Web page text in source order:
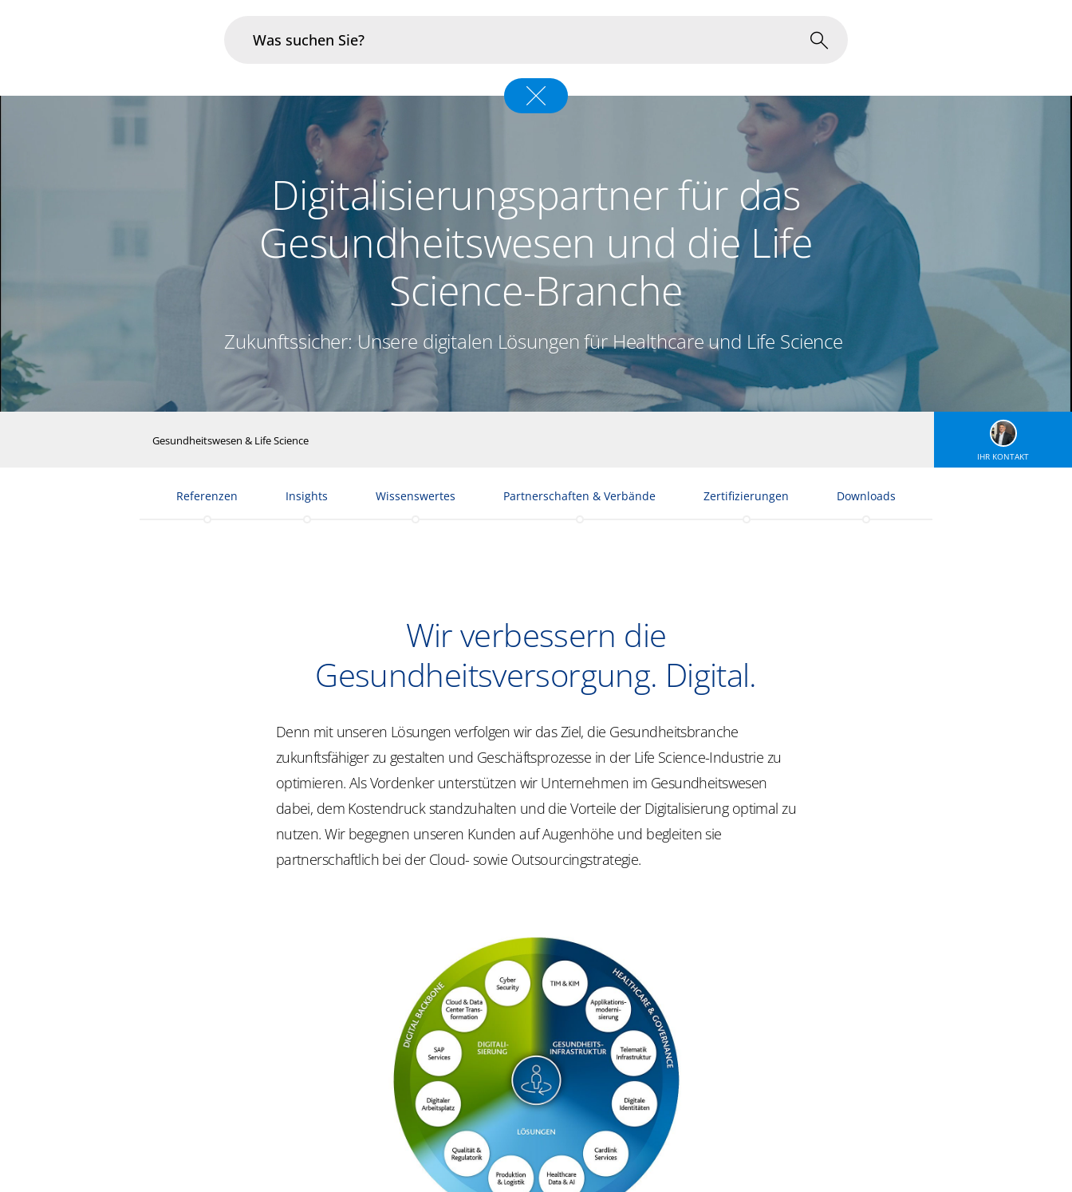
Blog
Digitalisierungspartner für das
Gesundheitswesen und die Life
Science-Branche
Zukunftssicher: Unsere digitalen Lösungen für Healthcare und Life Science
Gesundheitswesen & Life Science
IHR KONTAKT
Referenzen Insights Wissenswertes Partnerschaften & Verbände Zertifizierungen Downloads
Wir verbessern die
Gesundheitsversorgung. Digital.
Denn mit unseren Lösungen verfolgen wir das Ziel, die Gesundheitsbranche
zukunftsfähiger zu gestalten und Geschäftsprozesse in der Life Science-Industrie zu
optimieren. Als Vordenker unterstützen wir Unternehmen im Gesundheitswesen
dabei, dem Kostendruck standzuhalten und die Vorteile der Digitalisierung optimal zu
nutzen. Wir begegnen unseren Kunden auf Augenhöhe und begleiten sie
partnerschaftlich bei der Cloud- sowie Outsourcingstrategie.